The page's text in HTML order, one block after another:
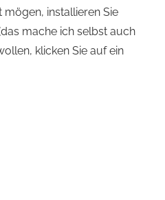
mögen, installieren Sie
mache ich selbst auch
klicken Sie auf ein